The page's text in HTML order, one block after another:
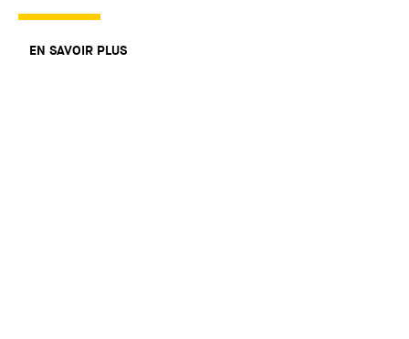
EN SAVOIR PLUS